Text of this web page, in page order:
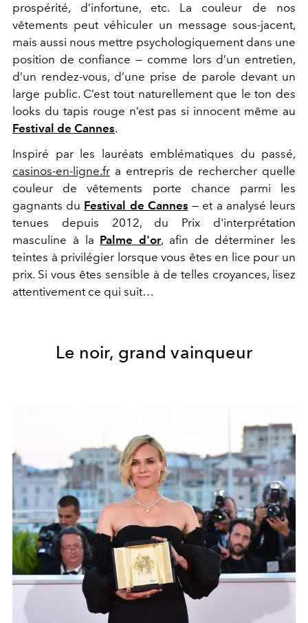
prospérité, d’infortune, etc. La couleur de nos
vêtements peut véhiculer un message sous-jacent,
mais aussi nous mettre psychologiquement dans une
position de confiance — comme lors d’un entretien,
d’un rendez-vous, d’une prise de parole devant un
large public. C’est tout naturellement que le ton des
looks du tapis rouge n’est pas si innocent même au
Festival de Cannes.
Inspiré par les lauréats emblématiques du passé,
casinos-en-ligne.fr a entrepris de rechercher quelle
couleur de vêtements porte chance parmi les
gagnants du Festival de Cannes — et a analysé leurs
tenues depuis 2012, du Prix d'interprétation
masculine à la Palme d'or, afin de déterminer les
teintes à privilégier lorsque vous êtes en lice pour un
prix. Si vous êtes sensible à de telles croyances, lisez
attentivement ce qui suit…
Le noir, grand vainqueur